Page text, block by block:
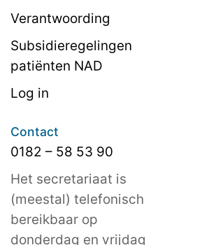
Verantwoording
Subsidieregelingen
patiënten NAD
Log in
Contact
0182 – 58 53 90
Het secretariaat is
(meestal) telefonisch
bereikbaar op
donderdag en vrijdag